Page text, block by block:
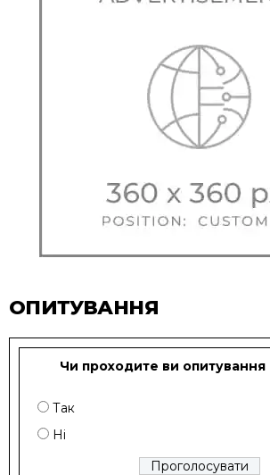
ОПИТУВАННЯ
Чи проходите ви опитування
Так
Ні